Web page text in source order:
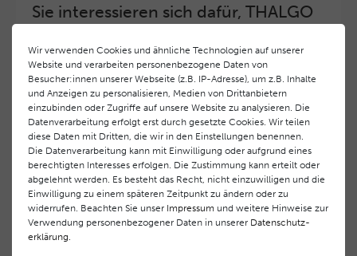
Sie interessieren sich dafür, THALGO
COSMETIC Partner und Depositär zu
werden?
Hohe Servicequalität und ein exzellentes Markenimage
haben bei
THALGO COSMETIC oberste Priorität.
Anspruchsvollen Endverbrauchern möchten wir ein
hohes Qualitätsniveau und gleichzeitig eine
überdurchschnittliche Behandlungs- und Serviceleistung
gewährleisten. Deshalb haben wir ein selektives
Vertriebssystem eingeführt. THALGO COSMETICPartner
werden auf diese Weise wirtschaftlich unterstützt,
während Endverbrauchern eine stets gleichbleibend hohe
Dienstleistungsqualität und ein innovatives Produkt- und
Behandlungsprogramm geboten wird.
Wir verwenden Cookies und ähnliche Technologien auf unserer
Website und verarbeiten personenbezogene Daten von
Besucher:innen unserer Webseite (z.B. IP-Adresse), um z.B. Inhalte
und Anzeigen zu personalisieren, Medien von Drittanbietern
einzubinden oder Zugriffe auf unsere Website zu analysieren. Die
Datenverarbeitung erfolgt erst durch gesetzte Cookies. Wir teilen
diese Daten mit Dritten, die wir in den Einstellungen benennen.
Die Datenverarbeitung kann mit Einwilligung oder aufgrund eines
berechtigten Interesses erfolgen. Die Zustimmung kann erteilt oder
abgelehnt werden. Es besteht das Recht, nicht einzuwilligen und die
Einwilligung zu einem späteren Zeitpunkt zu ändern oder zu
widerrufen. Beachten Sie unser Impressum und weitere Hinweise zur
Verwendung personenbezogener Daten in unserer Daten­schutz­
erklärung.